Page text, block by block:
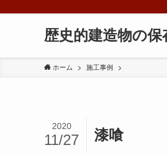
歴史的建造物の
ホーム 施工事例
漆喰
2020
11/27